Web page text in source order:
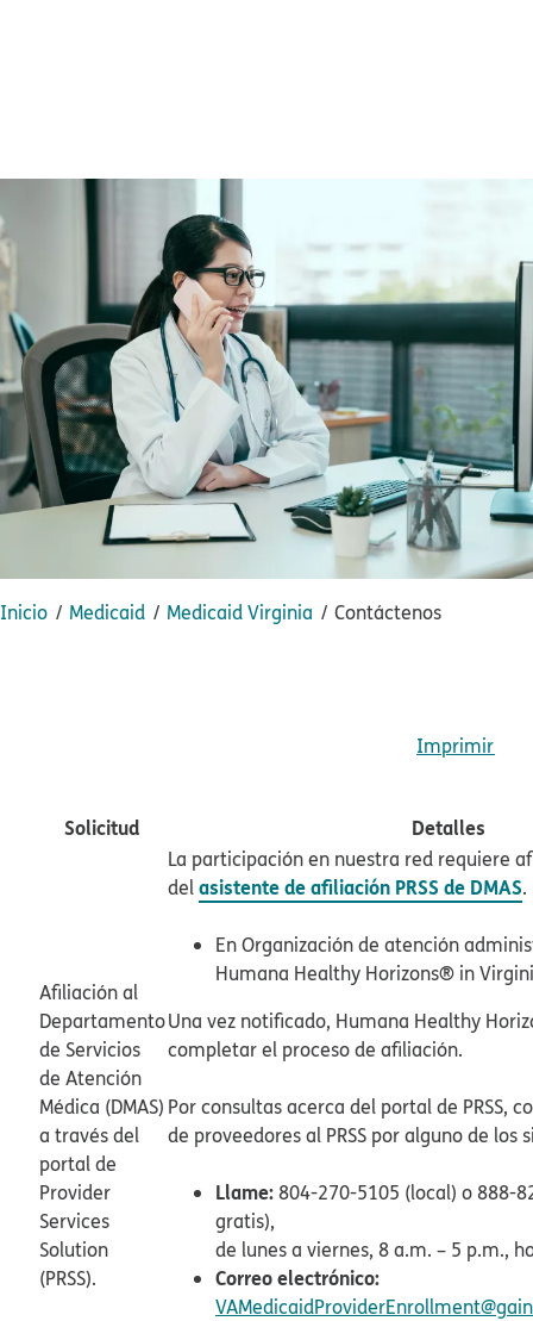
Inicio​​ Medicaid​​ Medicaid Virginia​​ Contáctenos​​
Imprimir​​
Solicitud​​ Detalles​​
Afiliación al
Departamento
de Servicios
de Atención
Médica (DMAS)
a través del
portal de
Provider
Services
Solution
(PRSS).​​
La participación en nuestra red requiere
delasistente de afiliación PRSS de DMAS.​​
En Organización de atención
Humana Healthy Horizons® in
Una vez notificado, Humana Healthy
completar el proceso de afiliación.​​
Por consultas acerca del portal de PRSS,
de proveedores al PRSS por alguno de los
Llame: 804-270-5105 (local) o 888-
gratis),
de lunes a viernes, 8 a.m. – 5 p.m.,
Correo electrónico:​​